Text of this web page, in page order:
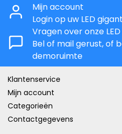
Mijn account
Login op uw LED
Vragen over onze
Bel of mail gerust, of
demoruimte
Klantenservice
Mijn account
Categorieën
Contactgegevens